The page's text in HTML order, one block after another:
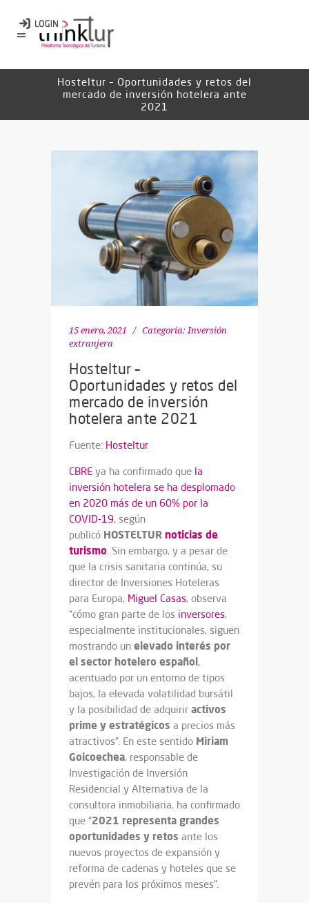
Hosteltur – Oportunidades y retos del
mercado de inversión hotelera ante
2021
15 enero, 2021 Categoría: Inversión
extranjera
Hosteltur –
Oportunidades y retos del
mercado de inversión
hotelera ante 2021
Fuente: Hosteltur
CBRE ya ha confirmado que la
inversión hotelera se ha desplomado
en 2020 más de un 60% por la
COVID-19, según
publicó HOSTELTUR noticias de
turismo. Sin embargo, y a pesar de
que la crisis sanitaria continúa, su
director de Inversiones Hoteleras
para Europa, Miguel Casas, observa
“cómo gran parte de los inversores,
especialmente institucionales, siguen
mostrando un elevado interés por
el sector hotelero español,
acentuado por un entorno de tipos
bajos, la elevada volatilidad bursátil
y la posibilidad de adquirir activos
prime y estratégicos a precios más
atractivos”. En este sentido Miriam
Goicoechea, responsable de
Investigación de Inversión
Residencial y Alternativa de la
consultora inmobiliaria, ha confirmado
que “2021 representa grandes
oportunidades y retos ante los
nuevos proyectos de expansión y
reforma de cadenas y hoteles que se
prevén para los próximos meses”.